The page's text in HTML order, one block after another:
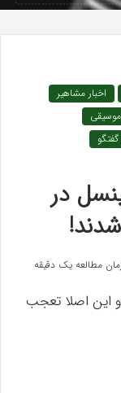
اخبار مشاهیر
موسیقی
در
مطالعه یک دقیقه
و این اصلا تعجب